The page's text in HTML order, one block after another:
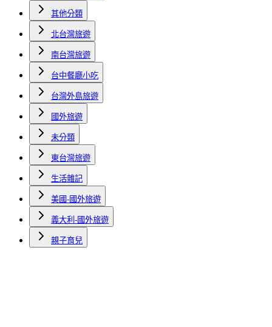
其他分類
北台灣旅遊
南台灣旅遊
台中餐廳小吃
台灣外島旅遊
國外旅遊
未分類
東台灣旅遊
生活雜記
美國-國外旅遊
義大利-國外旅遊
親子育兒